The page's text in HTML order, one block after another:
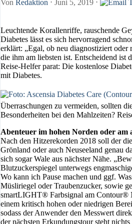
Von Redaktion ⋅ Juni 5, 2019 ⋅
Leuchtende Korallenriffe, rauschende
Diabetes lässt es sich hervorragend
erklärt: „Egal, ob neu diagnostiziert
die ihm am liebsten ist. Entscheidend ist
Reise-Helfer parat: Die kostenlose
mit Diabetes.
Überraschungen zu vermeiden, sollten
Besonderheiten bei den Mahlzeiten?
Abenteuer im hohen Norden oder am
Nach den Hitzerekorden 2018 soll der
Grönland oder auch Neuseeland genau
sich sogar Wale aus nächster Nähe.
Blutzuckerspiegel unterwegs
Wo kann ich Pause machen und ggf.
Müsliriegel oder Traubenzucker, sowie
smartLIGHT® Farbsignal am Contour®
einem kritisch hohen oder niedrigen
sodass der Anwender den Messwert
der nächsten Erkundungstour steht